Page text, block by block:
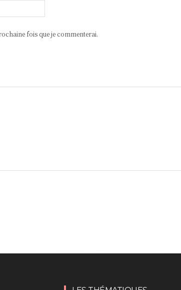
fois que je commenterai.